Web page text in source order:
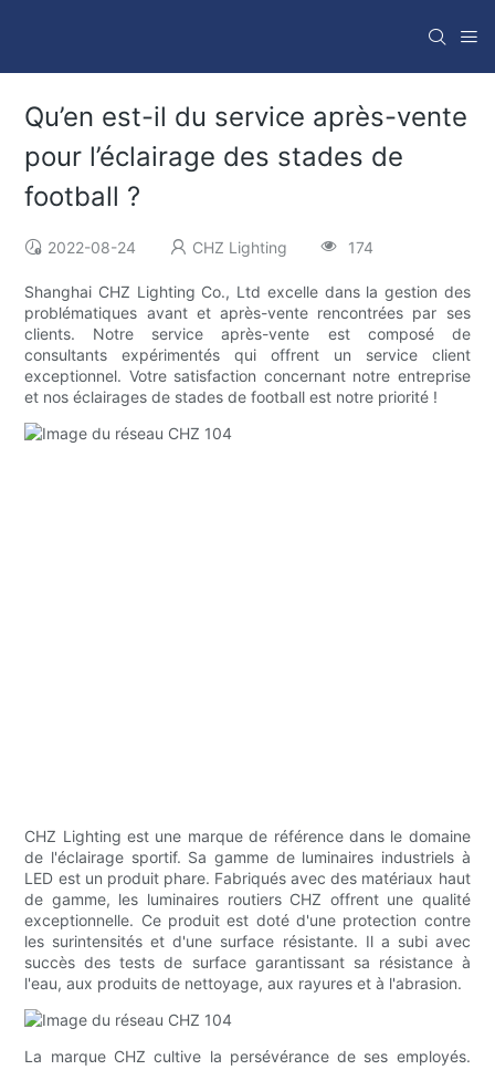
Qu’en est-il du service après-vente
pour l’éclairage des stades de
football ?
2022-08-24 CHZ Lighting 174
Shanghai CHZ Lighting Co., Ltd excelle dans la gestion des
problématiques avant et après-vente rencontrées par ses
clients. Notre service après-vente est composé de
consultants expérimentés qui offrent un service client
exceptionnel. Votre satisfaction concernant notre entreprise
et nos éclairages de stades de football est notre priorité !
CHZ Lighting est une marque de référence dans le domaine
de l'éclairage sportif. Sa gamme de luminaires industriels à
LED est un produit phare. Fabriqués avec des matériaux haut
de gamme, les luminaires routiers CHZ offrent une qualité
exceptionnelle. Ce produit est doté d'une protection contre
les surintensités et d'une surface résistante. Il a subi avec
succès des tests de surface garantissant sa résistance à
l'eau, aux produits de nettoyage, aux rayures et à l'abrasion.
La marque CHZ cultive la persévérance de ses employés.